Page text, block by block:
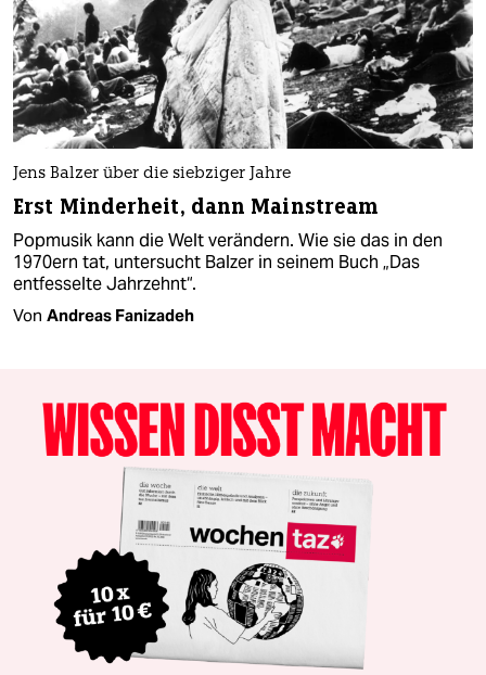
Jens Balzer über die siebziger Jahre
Erst Minderheit, dann Mainstream
Popmusik kann die Welt verändern. Wie sie das in den
1970ern tat, untersucht Balzer in seinem Buch „Das
entfesselte Jahrzehnt“.
Von Andreas Fanizadeh